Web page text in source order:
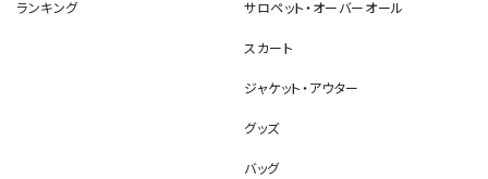
ランキング サロペット・オーバーオール
スカート
ジャケット・アウター
グッズ
バッグ